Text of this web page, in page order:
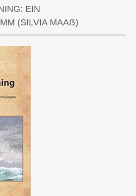
EIN
(SILVIA MAAẞ)